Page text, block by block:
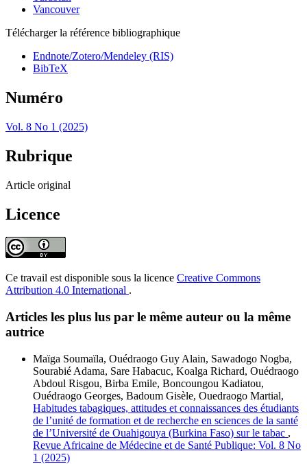
Vancouver
Télécharger la référence bibliographique
Endnote/Zotero/Mendeley (RIS)
BibTeX
Numéro
Vol. 8 No 1 (2025)
Rubrique
Article original
Licence
Ce travail est disponible sous la licence Creative Commons
Attribution 4.0 International .
Articles les plus lus par le même auteur ou la même
autrice
Maïga Soumaïla, Ouédraogo Guy Alain, Sawadogo Nogba,
Sourabié Adama, Sare Habacuc, Koalga Richard, Ouédraogo
Abdoul Risgou, Birba Emile, Boncoungou Kadiatou,
Ouédraogo Georges, Badoum Gisèle, Ouedraogo Martial,
Habitudes tabagiques, attitudes et connaissances des étudiants
de l’unité de formation et de recherche en sciences de la santé
de l’Université de Ouahigouya (Burkina Faso) sur le tabac ,
Revue Africaine de Médecine et de Santé Publique: Vol. 8 No
1 (2025)